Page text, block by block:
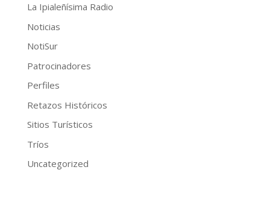
La Ipialeñísima Radio
Noticias
NotiSur
Patrocinadores
Perfiles
Retazos Históricos
Sitios Turísticos
Tríos
Uncategorized